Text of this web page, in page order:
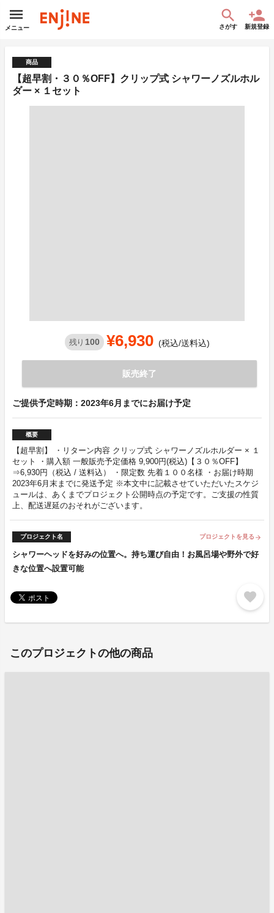
メニュー さがす 新規登録
商品
【超早割・３０％OFF】クリップ式 シャワーノズルホル
ダー × １セット
残り 100 ¥6,930 (税込/送料込)
販売終了
ご提供予定時期：2023年6月までにお届け予定
概要
【超早割】 ・リターン内容 クリップ式 シャワーノズルホルダー × １
セット ・購入額 一般販売予定価格 9,900円(税込)【３０％OFF】
⇒6,930円（税込 / 送料込） ・限定数 先着１００名様 ・お届け時期
2023年6月末までに発送予定 ※本文中に記載させていただいたスケジ
ュールは、あくまでプロジェクト公開時点の予定です。ご支援の性質
上、配送遅延のおそれがございます。
プロジェクト名 プロジェクトを見る arrow_forward
シャワーヘッドを好みの位置へ。持ち運び自由！お風呂場や野外で好
きな位置へ設置可能
favorite
このプロジェクトの他の商品